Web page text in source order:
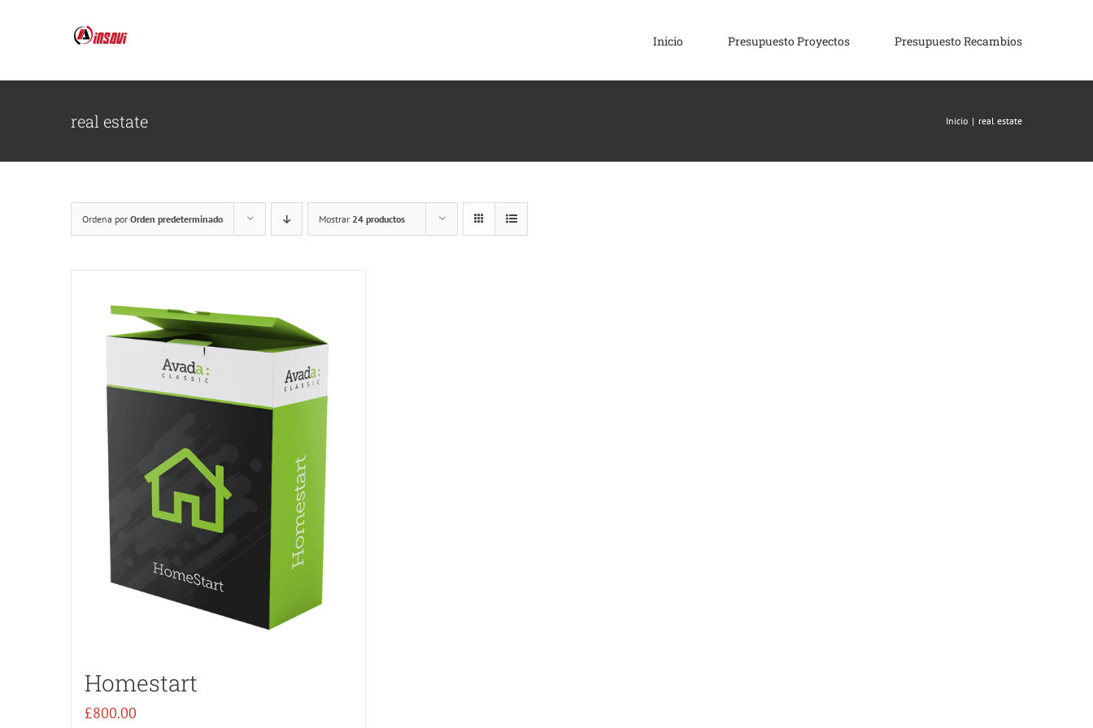
Inicio Presupuesto Proyectos Presupuesto Recambios
real estate Inicio | real estate
Ordena por Orden predeterminado Mostrar 24 productos
Homestart
£800.00